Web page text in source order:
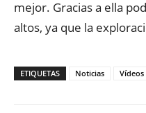
mejor. Gracias a ella
altos, ya que la
ETIQUETAS Noticias Vídeos